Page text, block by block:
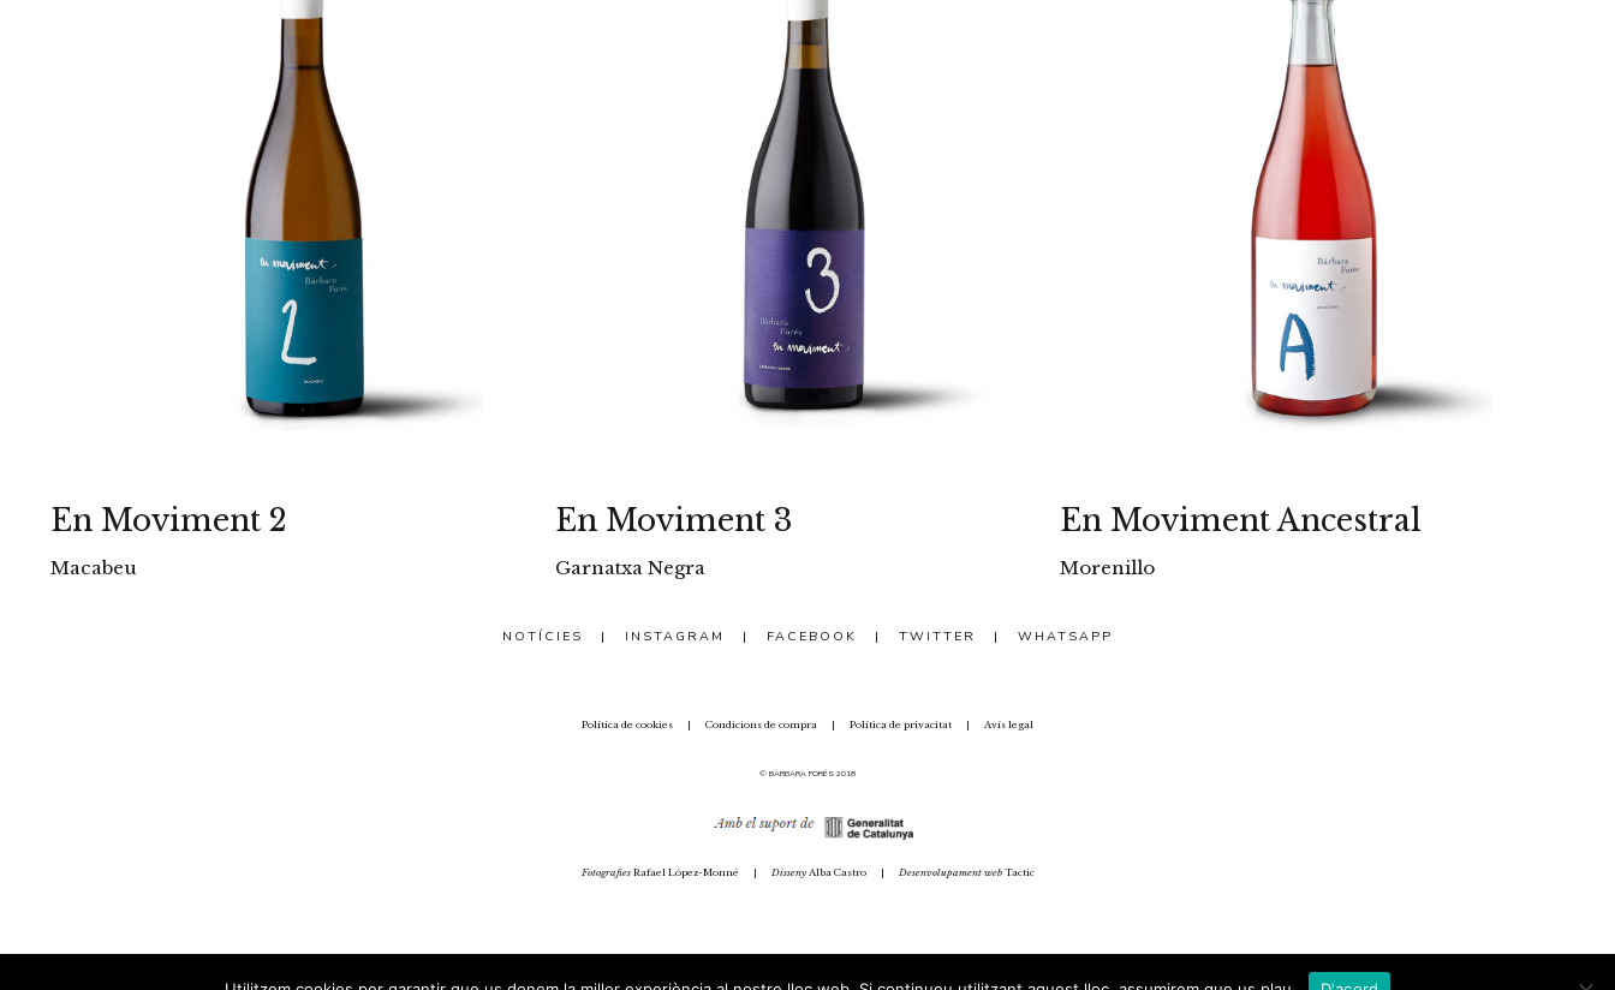
En Moviment 2
Macabeu
En Moviment 3
Garnatxa Negra
En Moviment Ancestral
Morenillo
NOTÍCIES | INSTAGRAM | FACEBOOK | TWITTER | WHATSAPP
Política de cookies | Condicions de compra | Política de privacitat | Avís legal
© BÀRBARA FORÉS 2018
FotografiesRafael López-Monné | DissenyAlba Castro | Desenvolupament webTactic